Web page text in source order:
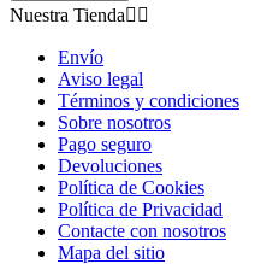
Nuestra Tienda 
Envío
Aviso legal
Términos y condiciones
Sobre nosotros
Pago seguro
Devoluciones
Política de Cookies
Política de Privacidad
Contacte con nosotros
Mapa del sitio